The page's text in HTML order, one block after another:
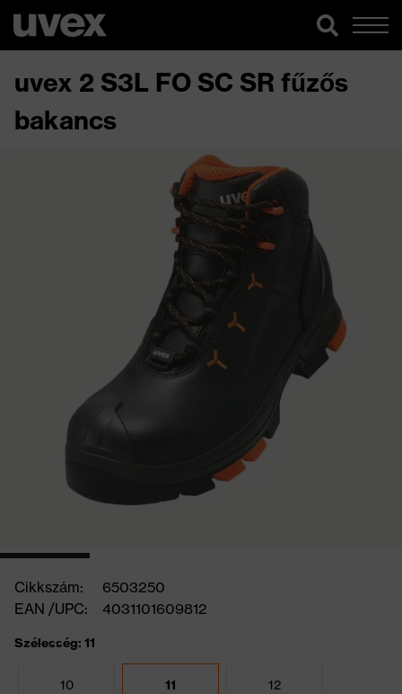
uvex 2 S3L FO SC SR fűzős
bakancs
Cikkszám:
6503250
EAN /UPC:
4031101609812
Szélesség: 11
10 11 12